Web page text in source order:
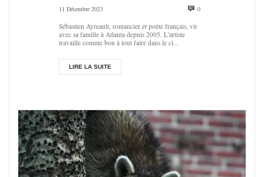
11 Décembre 2023 0
Sébastien Ayreault, romancier et poète français, vit
avec sa famille à Atlanta depuis 2005. L'artiste
travaille comme bon à tout faire dans le ci...
LIRE LA SUITE